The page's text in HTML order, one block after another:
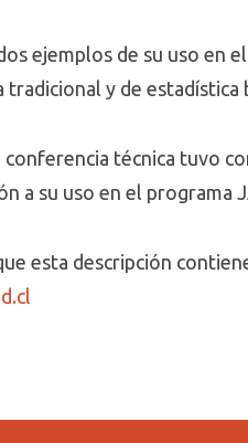
ejemplos de su uso en
tradicional y de estadística
conferencia técnica tuvo
a su uso en el programa
esta descripción